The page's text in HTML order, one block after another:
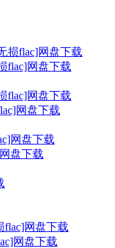
flac]网盘下载
网盘下载
盘下载
网盘下载